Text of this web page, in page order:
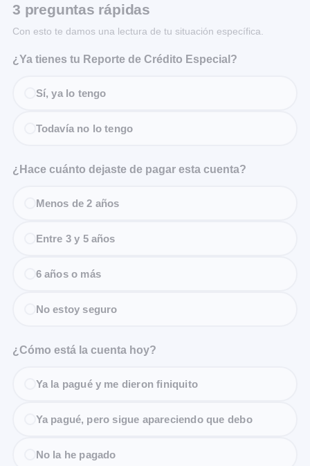
3 preguntas rápidas
Con esto te damos una lectura de tu situación específica.
¿Ya tienes tu Reporte de Crédito Especial?
Sí, ya lo tengo
Todavía no lo tengo
¿Hace cuánto dejaste de pagar esta cuenta?
Menos de 2 años
Entre 3 y 5 años
6 años o más
No estoy seguro
¿Cómo está la cuenta hoy?
Ya la pagué y me dieron finiquito
Ya pagué, pero sigue apareciendo que debo
No la he pagado